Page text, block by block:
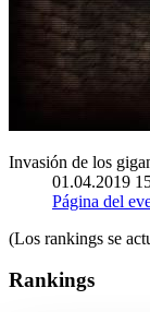
Invasión de los
01.04.2019
Página del
(Los rankings se
Rankings